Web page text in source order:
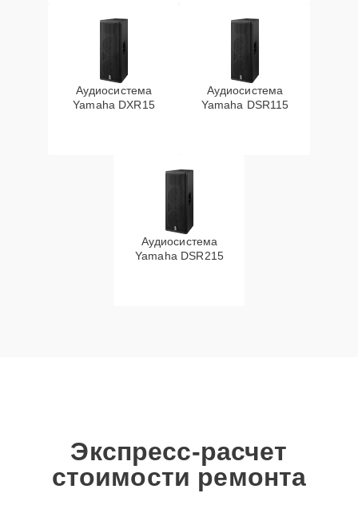
Аудиосистема
Yamaha DXR15
Аудиосистема
Yamaha DSR115
Аудиосистема
Yamaha DSR215
Экспресс-расчет
стоимости ремонта